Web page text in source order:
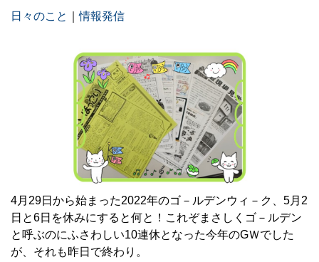
日々のこと
｜情報発信
4月29日から始まった2022年のゴ－ルデンウィ－ク、5月2
日と6日を休みにすると何と！これぞまさしくゴ－ルデン
と呼ぶのにふさわしい10連休となった今年のGＷでした
が、それも昨日で終わり。